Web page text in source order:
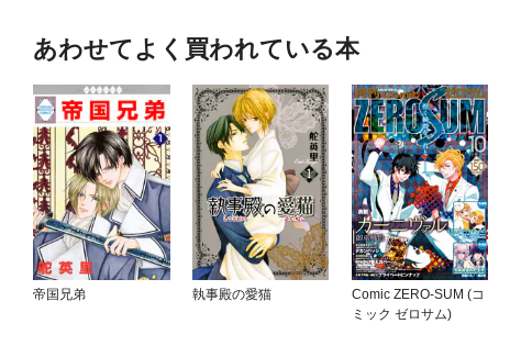
あわせてよく買われている本
帝国兄弟 執事殿の愛猫
Comic ZERO-SUM (コ
ミック ゼロサム)